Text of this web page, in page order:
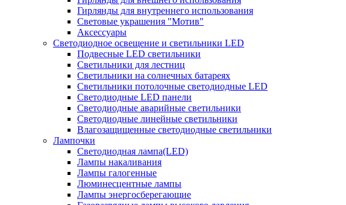
Гирлянды для внутреннего использования
Световые украшения "Мотив"
Аксессуары
Светодиодное освещение и светильники LED
Подвесные LED светильники
Светильники для лестниц
Светильники на солнечных батареях
Светильники потолочные светодиодные LED
Светодиодные LED панели
Светодиодные аварийные светильники
Светодиодные линейные светильники
Влагозащищенные светодиодные светильники
Лампочки
Светодиодная лампа(LED)
Лампы накаливания
Лампы галогенные
Люминесцентные лампы
Лампы энергосберегающие